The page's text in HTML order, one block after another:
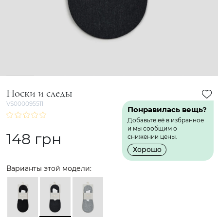
1 2 3 4 5 6 7
Носки и следы
VS000095511
Понравилась вещь?
Добавьте её в избранное
и мы сообщим о
снижении цены.
Хорошо
148 грн
Варианты этой модели: